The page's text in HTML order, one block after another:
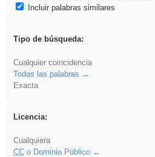
Incluir palabras similares
Tipo de búsqueda:
Cualquier coincidencia
Todas las palabras
Exacta
Licencia:
Cualquiera
CCo Dominio Público